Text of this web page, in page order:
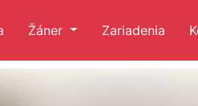
Žáner Zariadenia